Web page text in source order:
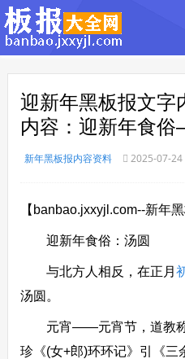
迎新年黑板报文字
内容：迎新年食
新年黑板报内容资料 2025-07-24
【banbao.jxxyjl.com--新年
迎新年食俗：汤圆
与北方人相反，在正月
汤圆。
元宵——元宵节，道教称
珍《(女+郎)环环记》引《三